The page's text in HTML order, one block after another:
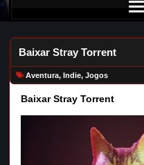
Baixar Stray Torrent
Aventura,Indie,Jogos
Baixar Stray Torrent